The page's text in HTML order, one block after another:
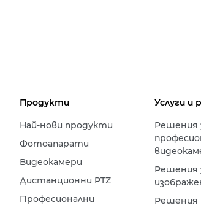
Продукти
Най-нови продукти
Фотоапарати
Видеокамери
Дистанционни PTZ
Професионални
Услуги и
Решения
Решения
Решения